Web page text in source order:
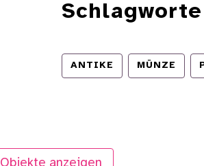
Schlagworte
ANTIKE MÜNZE